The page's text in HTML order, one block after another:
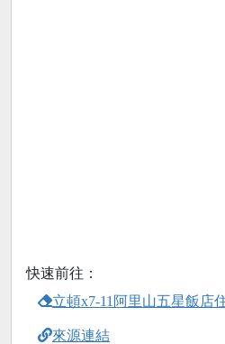
快速前往：
立頓x7-11阿里山五星飯店
來源連結